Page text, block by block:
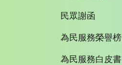
民眾謝函
為民服務榮譽榜
為民服務白皮書